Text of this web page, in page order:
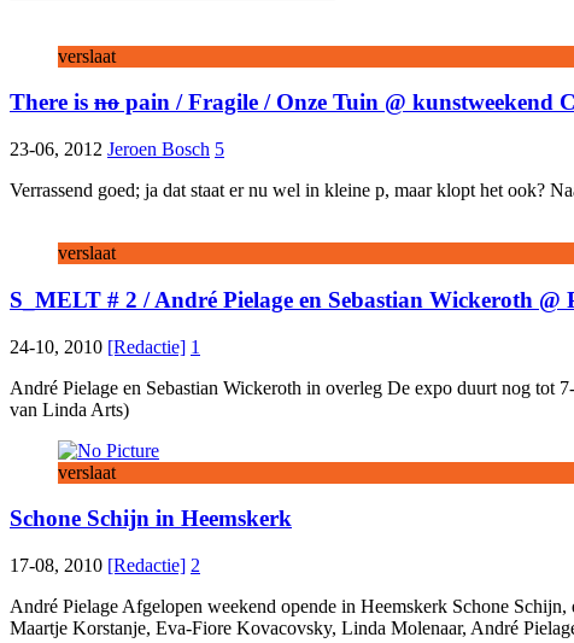
verslaat
There is no pain / Fragile / Onze Tuin @ kunstweekend
23-06, 2012 Jeroen Bosch 5
Verrassend goed; ja dat staat er nu wel in kleine p, maar klopt het ook?
verslaat
S_MELT # 2 / André Pielage en Sebastian Wickeroth @
24-10, 2010 [Redactie] 1
André Pielage en Sebastian Wickeroth in overleg De expo duurt nog
van Linda Arts)
verslaat
Schone Schijn in Heemskerk
17-08, 2010 [Redactie] 2
André Pielage Afgelopen weekend opende in Heemskerk Schone
Maartje Korstanje, Eva-Fiore Kovacovsky, Linda Molenaar, André